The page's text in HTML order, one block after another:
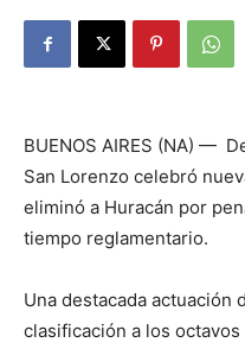
BUENOS AIRES (NA) —
San Lorenzo celebró
eliminó a Huracán por
tiempo reglamentario.
Una destacada actuación
clasificación a los